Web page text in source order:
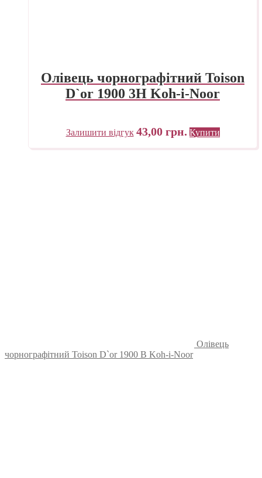
Олівець чорнографітний Toison
D`or 1900 3H Koh-i-Noor
Залишити відгук 43,00 грн. Купити
Олівець
чорнографітний Toison D`or 1900 B Koh-i-Noor